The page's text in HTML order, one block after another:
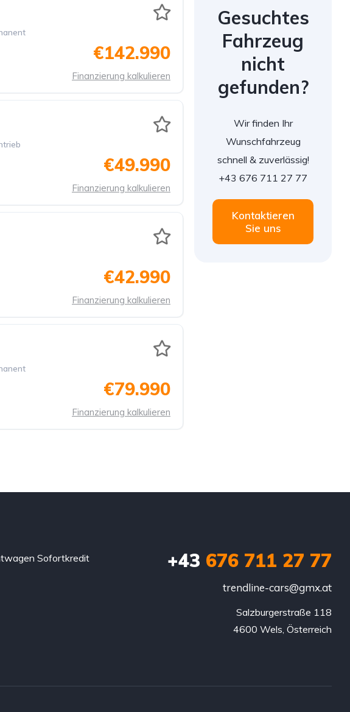
€142.990
Finanzierung kalkulieren
€49.990
Finanzierung kalkulieren
€42.990
Finanzierung kalkulieren
€79.990
Finanzierung kalkulieren
Gesuchtes
Fahrzeug
nicht
gefunden?
Wir finden Ihr
Wunschfahrzeug
schnell & zuverlässig!
+43 676 711 27 77
Kontaktieren
Sie uns
Sofortkredit
+43 676 711 27 77
trendline-cars@gmx.at
Salzburgerstraße 118
4600 Wels, Österreich